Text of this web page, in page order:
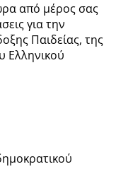
από μέρος σας
για την
Παιδείας, της
Ελληνικού